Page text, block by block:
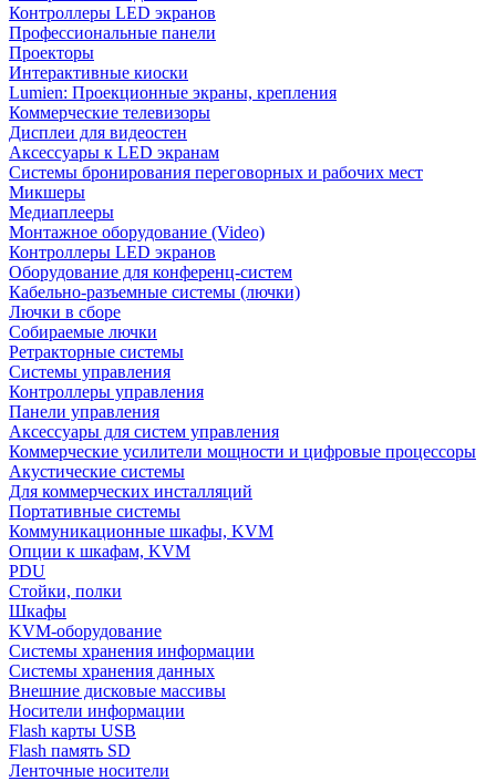
Контроллеры LED экранов
Профессиональные панели
Проекторы
Интерактивные киоски
Lumien: Проекционные экраны, крепления
Коммерческие телевизоры
Дисплеи для видеостен
Аксессуары к LED экранам
Системы бронирования переговорных и рабочих мест
Микшеры
Медиаплееры
Монтажное оборудование (Video)
Контроллеры LED экранов
Оборудование для конференц-систем
Кабельно-разъемные системы (лючки)
Лючки в сборе
Собираемые лючки
Ретракторные системы
Системы управления
Контроллеры управления
Панели управления
Аксессуары для систем управления
Коммерческие усилители мощности и цифровые процессоры
Акустические системы
Для коммерческих инсталляций
Портативные системы
Коммуникационные шкафы, KVM
Опции к шкафам, KVM
PDU
Стойки, полки
Шкафы
KVM-оборудование
Системы хранения информации
Системы хранения данных
Внешние дисковые массивы
Носители информации
Flash карты USB
Flash память SD
Ленточные носители